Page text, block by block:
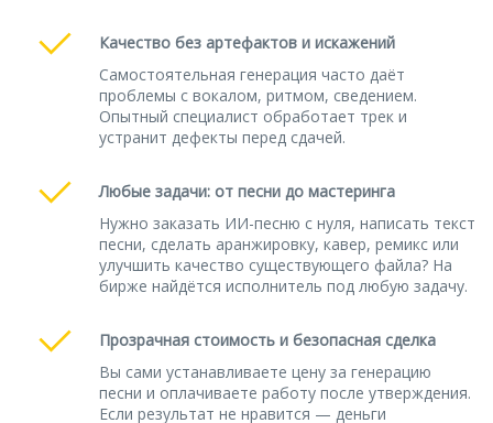
Качество без артефактов и искажений
Самостоятельная генерация часто даёт
проблемы с вокалом, ритмом, сведением.
Опытный специалист обработает трек и
устранит дефекты перед сдачей.
Любые задачи: от песни до мастеринга
Нужно заказать ИИ-песню с нуля, написать текст
песни, сделать аранжировку, кавер, ремикс или
улучшить качество существующего файла? На
бирже найдётся исполнитель под любую задачу.
Прозрачная стоимость и безопасная сделка
Вы сами устанавливаете цену за генерацию
песни и оплачиваете работу после утверждения.
Если результат не нравится — деньги